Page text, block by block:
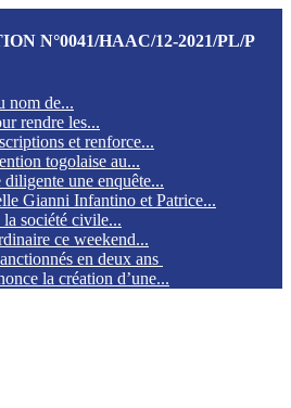
N°0041/HAAC/12-2021/PL/P
nom de...
rendre les...
et renforce...
togolaise au...
une enquête...
Gianni Infantino et Patrice...
société civile...
ce weekend...
en deux ans
la création d’une...